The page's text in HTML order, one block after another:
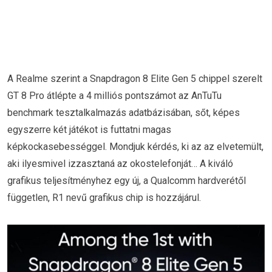
A Realme szerint a Snapdragon 8 Elite Gen 5 chippel szerelt
GT 8 Pro átlépte a 4 milliós pontszámot az AnTuTu
benchmark tesztalkalmazás adatbázisában, sőt, képes
egyszerre két játékot is futtatni magas
képkockasebességgel. Mondjuk kérdés, ki az az elvetemült,
aki ilyesmivel izzasztaná az okostelefonját… A kiváló
grafikus teljesítményhez egy új, a Qualcomm hardverétől
független, R1 nevű grafikus chip is hozzájárul.